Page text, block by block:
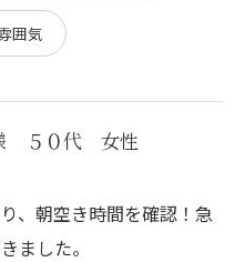
囲気
５０代 女性
、朝空き時間を確認！急
ました。